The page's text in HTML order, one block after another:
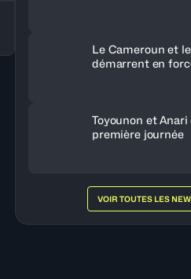
Le Cameroun et
démarrent en
Toyounon et
première journée
VOIR TOUTES LES